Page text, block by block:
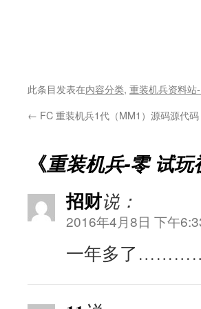
此条目发表在内容分类, 重装机兵资料站
← FC 重装机兵1代（MM1）源码源代码
《重装机兵-零 试玩
招财说：
2016年4月8日 下午
一年多了